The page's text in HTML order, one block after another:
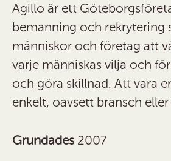
Agillo är ett
bemanning och rekrytering
människor och företag att
varje människas vilja och
och göra skillnad. Att vara
enkelt, oavsett bransch
Grundades 2007